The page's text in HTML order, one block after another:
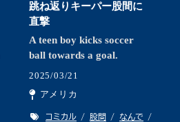
跳ね返りキーパー股間に
直撃
A teen boy kicks soccer
ball towards a goal.
2025/03/21
アメリカ
コミカル 股間 なんで